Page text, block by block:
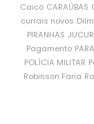
Caicó CARAÚBAS
currais novos
PIRANHAS
Pagamento
POLÍCIA MILITAR
Robinson Faria